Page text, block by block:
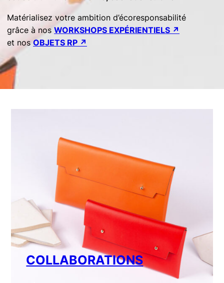
Matérialisez votre ambition d’écoresponsabilité
grâce à nos WORKSHOPS EXPÉRIENTIELS ↗︎
et nosOBJETS RP ↗︎
COLLABORATIONS